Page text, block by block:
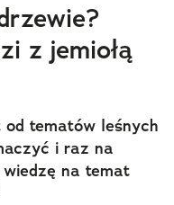
z jemiołą
tematów leśnych
i raz na
na temat